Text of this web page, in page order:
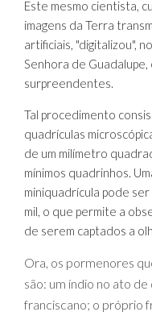
Este mesmo cientista,
imagens da Terra
artificiais, "digitalizou",
Senhora de
surpreendentes.
Tal procedimento
quadrículas
de um milímetro
mínimos quadrinhos.
miniquadrícula pode
mil, o que permite a
de serem captados a
Ora, os pormenores
são: um índio no ato
franciscano; o próprio